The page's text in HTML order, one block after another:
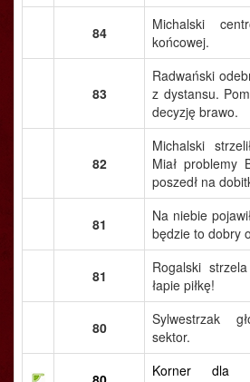
84
Michalski
końcowej.
83
Radwański
z dystansu.
decyzję brawo.
82
Michalski
Miał problemy
poszedł na
81
Na niebie
będzie to dobry
81
Rogalski
łapie piłkę!
80
Sylwestrzak
sektor.
Korner dla